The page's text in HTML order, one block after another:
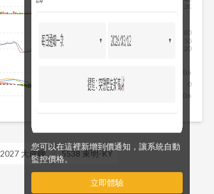
您可以在這裡新增到價通知，讓系統自動
監控價格。
立即體驗
2K
20
50
80
-0.6
0
0.6
2027 大成鋼 5538 東明-KY